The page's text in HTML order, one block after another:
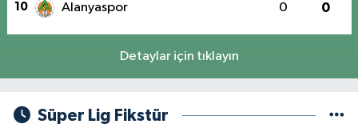
10 Alanyaspor 0 0
Detaylar için tıklayın
Süper Lig Fikstür